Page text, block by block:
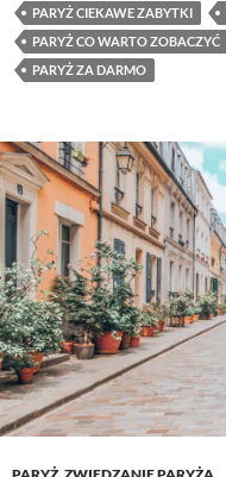
PARYŻ CIEKAWE ZABYTKI
PARYŻ CO WARTO ZOBACZYĆ
PARYŻ ZA DARMO